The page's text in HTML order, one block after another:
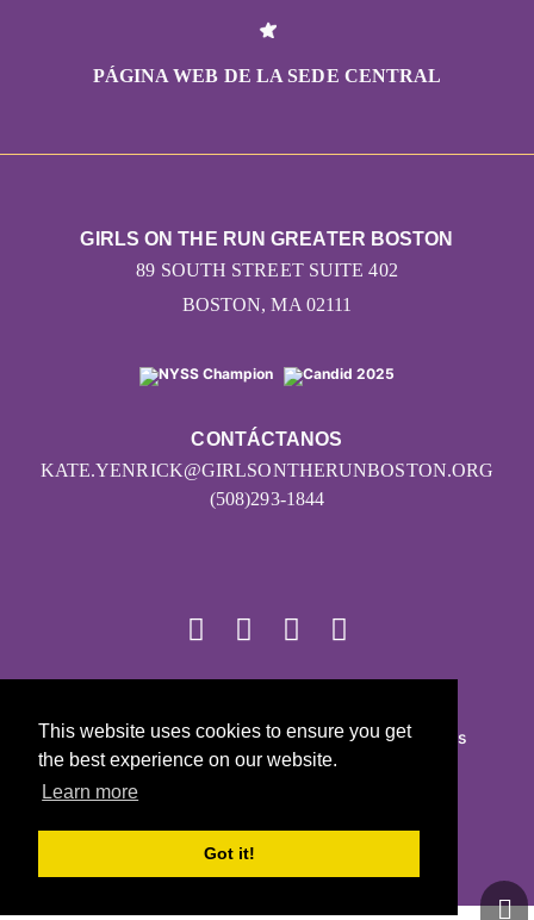
This website uses cookies to ensure you get
the best experience on our website.
Learn more
Got it!
PÁGINA WEB DE LA SEDE CENTRAL
CONTÁCTANOS
KATE.YENRICK@GIRLSONTHERUNBOSTON.ORG
(508)293-1844
GIRLS ON THE RUN GREATER BOSTON
89 SOUTH STREET SUITE 402
BOSTON, MA 02111
Girls on the Run - Todos los derechos reservados
POLÍTICA DE PRIVACIDAD
Con la tecnología de Pinwheel.us